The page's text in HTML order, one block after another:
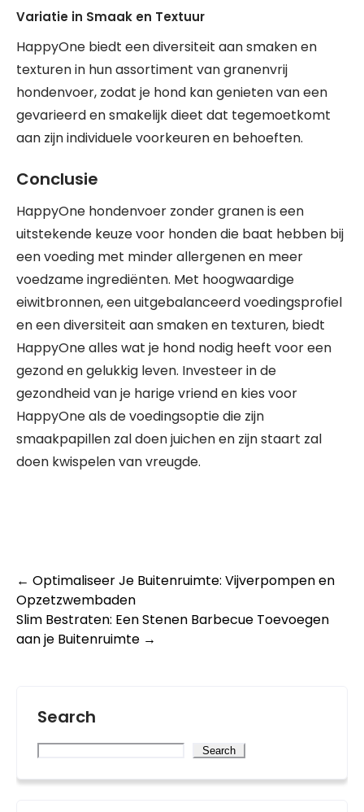
Variatie in Smaak en Textuur
HappyOne biedt een diversiteit aan smaken en
texturen in hun assortiment van granenvrij
hondenvoer, zodat je hond kan genieten van een
gevarieerd en smakelijk dieet dat tegemoetkomt
aan zijn individuele voorkeuren en behoeften.
Conclusie
HappyOne hondenvoer zonder granen is een
uitstekende keuze voor honden die baat hebben bij
een voeding met minder allergenen en meer
voedzame ingrediënten. Met hoogwaardige
eiwitbronnen, een uitgebalanceerd voedingsprofiel
en een diversiteit aan smaken en texturen, biedt
HappyOne alles wat je hond nodig heeft voor een
gezond en gelukkig leven. Investeer in de
gezondheid van je harige vriend en kies voor
HappyOne als de voedingsoptie die zijn
smaakpapillen zal doen juichen en zijn staart zal
doen kwispelen van vreugde.
Post
navigation
← Optimaliseer Je Buitenruimte: Vijverpompen en
Opzetzwembaden
Slim Bestraten: Een Stenen Barbecue Toevoegen
aan je Buitenruimte →
Search
Search